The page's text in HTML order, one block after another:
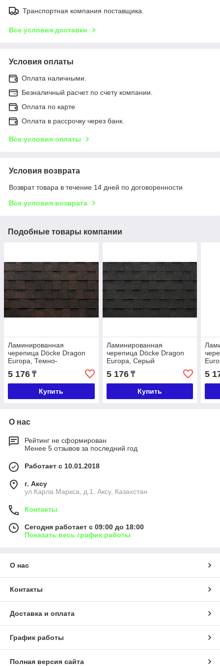
Транспортная компания поставщика.
Все условия доставки
Условия оплаты
Оплата наличными.
Безналичный расчет по счету компании.
Оплата по карте
Оплата в рассрочку через банк.
Все условия оплаты
Условия возврата
Возврат товара в течение 14 дней по договоренности
Все условия возврата
Подобные товары компании
Ламинированная
черепица Döcke Dragon
Europa, Темно-
коричневый
5 176 ₸
Купить
Ламинированная
черепица Döcke Dragon
Europa, Серый
5 176₸
Купить
5
О нас
Рейтинг не сформирован
Менее 5 отзывов за последний год
Работает с 10.01.2018
г. Аксу
ул.Карла Маркса, д.1, Аксу, Казахстан
Контакты
Сегодня работает с 09:00 до 18:00
Показать весь график работы
О нас
Контакты
Доставка и оплата
График работы
Полная версия сайта